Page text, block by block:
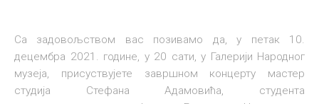
Са задовољством вас позивамо да, у петак 10.
децембра 2021. године, у 20 сати, у Галерији Народног
музеја, присуствујете завршном концерту мастер
студија Стефана Адамовића, студента